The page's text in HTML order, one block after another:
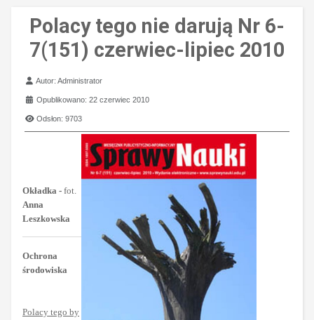
Polacy tego nie darują Nr 6-
7(151) czerwiec-lipiec 2010
Szczegóły
Autor:Administrator
Opublikowano: 22 czerwiec 2010
Odsłon: 9703
Okładka - fot.
Anna
Leszkowska
Ochrona
środowiska
Polacy tego by